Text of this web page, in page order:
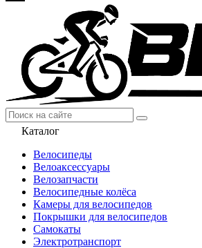
Каталог
Велосипеды
Велоаксессуары
Велозапчасти
Велосипедные колёса
Камеры для велосипедов
Покрышки для велосипедов
Самокаты
Электротранспорт